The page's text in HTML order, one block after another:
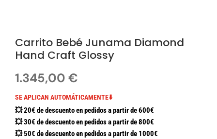
Carrito Bebé Junama Diamond
Hand Craft Glossy
1.345,00€
SE APLICAN AUTOMÁTICAMENTE⬇️
💥 20€ de descuento en pedidos a partir de 600€
💥 30€ de descuento en pedidos a partir de 800€
💥 50€ de descuento en pedidos a partir de 1000€